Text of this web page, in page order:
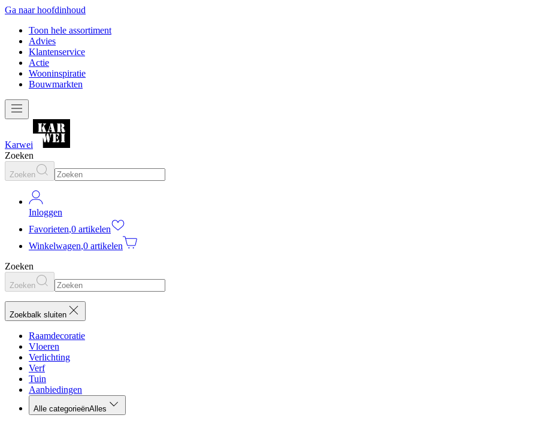
Ga naar hoofdinhoud
Toon hele assortiment
Advies
Klantenservice
Actie
Wooninspiratie
Bouwmarkten
Karwei
Zoeken
Zoeken
Inloggen
Favorieten,0 artikelen
Winkelwagen,0 artikelen
Zoeken
Zoeken
Zoekbalk sluiten
Raamdecoratie
Vloeren
Verlichting
Verf
Tuin
Aanbiedingen
Alle categorieënAlles